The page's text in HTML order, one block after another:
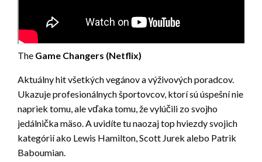
The Game Changers (Netflix)
Aktuálny hit všetkých vegánov a výživových poradcov.
Ukazuje profesionálnych športovcov, ktorí sú úspešní nie
napriek tomu, ale vďaka tomu, že vylúčili zo svojho
jedálnička mäso. A uvidíte tu naozaj top hviezdy svojich
kategórií ako Lewis Hamilton, Scott Jurek alebo Patrik
Baboumian.